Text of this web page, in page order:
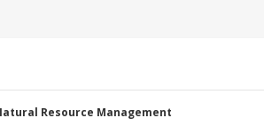
Resource Management